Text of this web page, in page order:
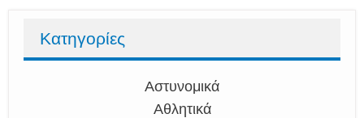
Κατηγορίες
Αστυνομικά
Αθλητικά